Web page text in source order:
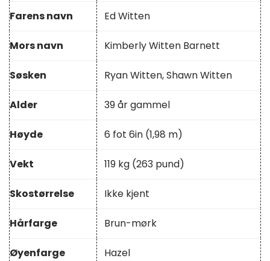
Farens navn Ed Witten
Mors navn Kimberly Witten Barnett
Søsken Ryan Witten, Shawn Witten
Alder 39 år gammel
Høyde 6 fot 6in (1,98 m)
Vekt 119 kg (263 pund)
Skostørrelse Ikke kjent
Hårfarge Brun-mørk
Øyenfarge Hazel